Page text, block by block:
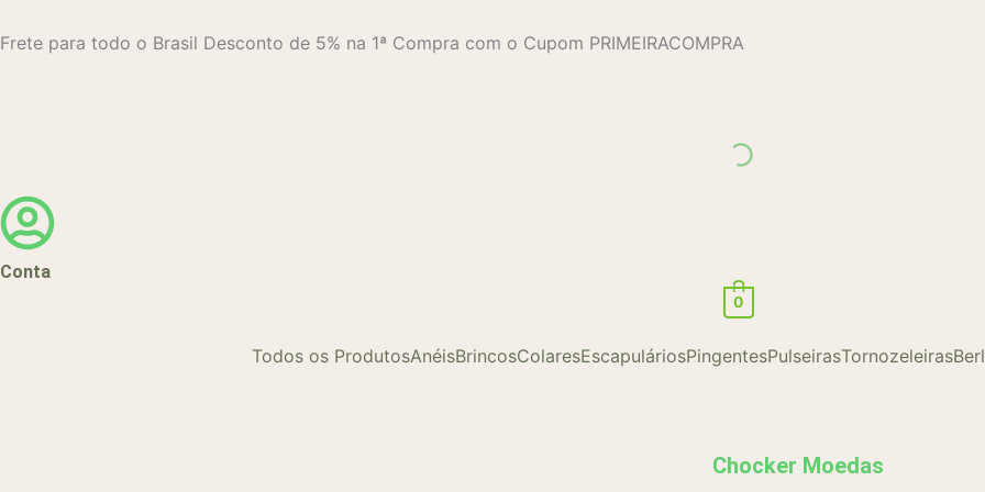
para
Frete para todo o Brasil Desconto de 5% na 1ª Compra com o Cupom PRIMEIRACOMPRA
Conta
0
Todos os ProdutosAnéisBrincosColaresEscapuláriosPingentesPulseirasTornozeleiras
Chocker Moedas